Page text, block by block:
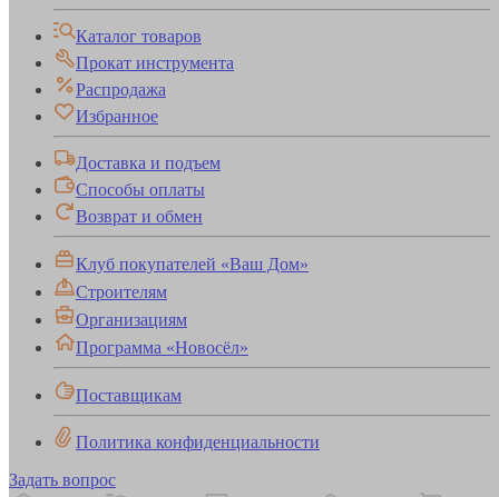
Каталог товаров
Прокат инструмента
Распродажа
Избранное
Доставка и подъем
Способы оплаты
Возврат и обмен
Клуб покупателей «Ваш Дом»
Строителям
Организациям
Программа «Новосёл»
Поставщикам
Политика конфиденциальности
Задать вопрос